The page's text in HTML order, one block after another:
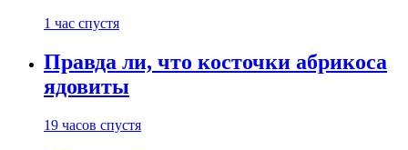
1 час спустя
Правда ли, что косточки абрикоса
ядовиты
19 часов спустя